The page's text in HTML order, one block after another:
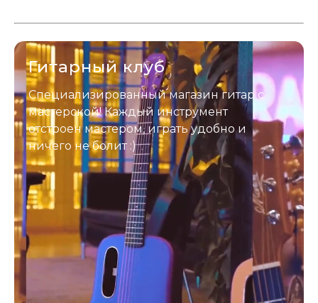
застрахован. Случись что -
Гитарный клуб
Специализированный магазин гитар с
мастерской! Каждый инструмент
отстроен мастером, играть удобно и
ничего не болит :)